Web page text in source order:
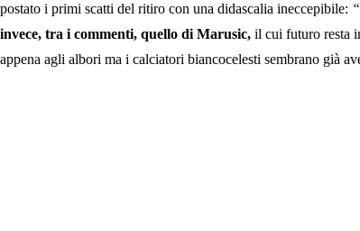
postato i primi scatti del ritiro con una didascalia ineccepibile: “
invece, tra i commenti, quello di Marusic, il cui futuro resta
appena agli albori ma i calciatori biancocelesti sembrano già